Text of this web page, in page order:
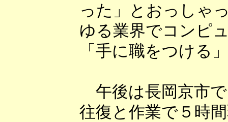
った」とおっしゃ
ゆる業界でコンピ
「手に職をつける
午後は長岡京市
往復と作業で５時